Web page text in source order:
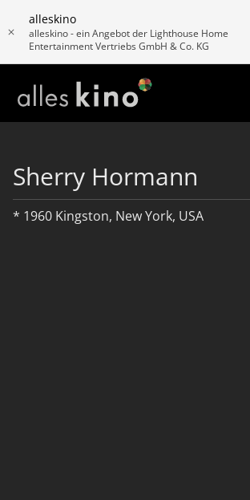
alleskino
alleskino - ein Angebot der Lighthouse Home
Entertainment Vertriebs GmbH & Co. KG
Sherry Hormann
* 1960 Kingston, New York, USA